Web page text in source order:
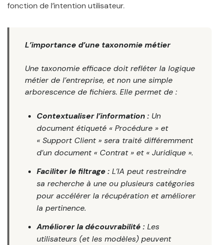
fonction de l’intention utilisateur.
L’importance d’une taxonomie métier
Une taxonomie efficace doit refléter la logique
métier de l’entreprise, et non une simple
arborescence de fichiers. Elle permet de :
Contextualiser l’information : Un
document étiqueté « Procédure » et
« Support Client » sera traité différemment
d’un document « Contrat » et « Juridique ».
Faciliter le filtrage : L’IA peut restreindre
sa recherche à une ou plusieurs catégories
pour accélérer la récupération et améliorer
la pertinence.
Améliorer la découvrabilité : Les
utilisateurs (et les modèles) peuvent